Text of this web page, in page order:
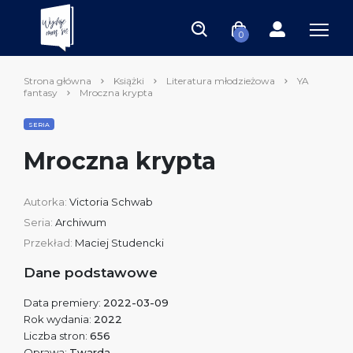
0
Strona główna Książki Literatura młodzieżowa
YA
fantasy
Mroczna krypta
SERIA
Mroczna krypta
Autorka: Victoria Schwab
Seria: Archiwum
Przekład: Maciej Studencki
Dane podstawowe
Data premiery: 2022-03-09
Rok wydania: 2022
Liczba stron: 656